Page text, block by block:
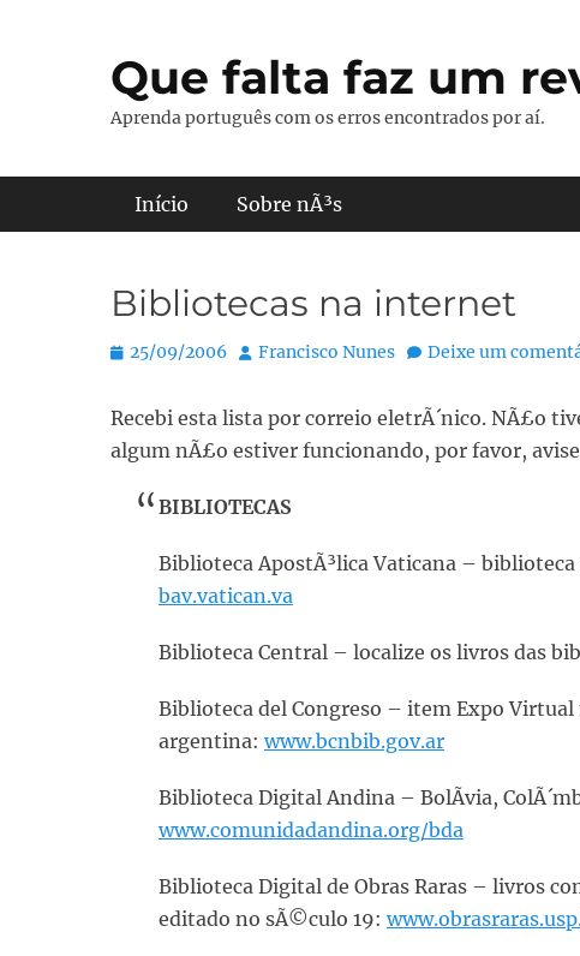
Que falta faz um
Aprenda português com os erros encontrados por aí.
Menu principal
Início Sobre nÃ³s
Bibliotecas na internet
Posted
25/09/2006 Autor:
Francisco Nunes Deixe um
Recebi esta lista por correio eletrÃ´nico. NÃ£o
algum nÃ£o estiver funcionando, por favor,
BIBLIOTECAS
Biblioteca ApostÃ³lica Vaticana –
bav.vatican.va
Biblioteca Central – localize os livros das
Biblioteca del Congreso – item Expo
argentina: www.bcnbib.gov.ar
Biblioteca Digital Andina – BolÃ­via,
www.comunidadandina.org/bda
Biblioteca Digital de Obras Raras – livros
editado no sÃ©culo 19: